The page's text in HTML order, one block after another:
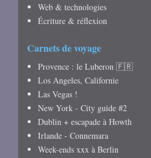
Web & technologies
Écriture & réflexion
Carnets de voyage
Provence : le Luberon 🇫🇷
Los Angeles, Californie
Las Vegas !
New York - City guide #2
Dublin + escapade à Howth
Irlande - Connemara
Week-ends xxx à Berlin